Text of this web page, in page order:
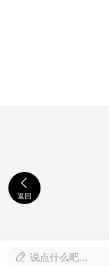

返回
 说点什么吧...